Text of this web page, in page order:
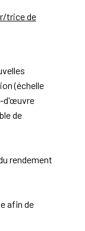
trice de
(échelle
d'œuvre
de
rendement
afin de